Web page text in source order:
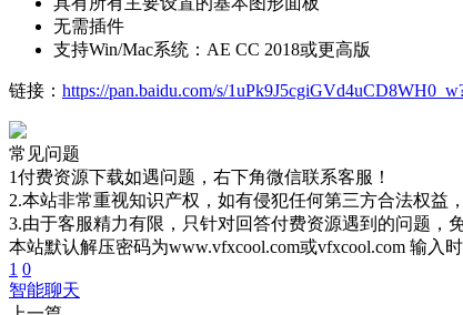
无需插件
支持Win/Mac系统：AE CC 2018或更高版
链接： https://pan.baidu.com/s/
常见问题
1付费资源下载如遇问题，右下角微信联系客服！
2.本站非常重视知识产权，如有侵犯任何第三方合法权益
3.由于客服精力有限，只针对回答付费资源遇到的问题，
本站默认解压密码为www.vfxcool.com或vfxcool.com 输入
1 0
智能聊天